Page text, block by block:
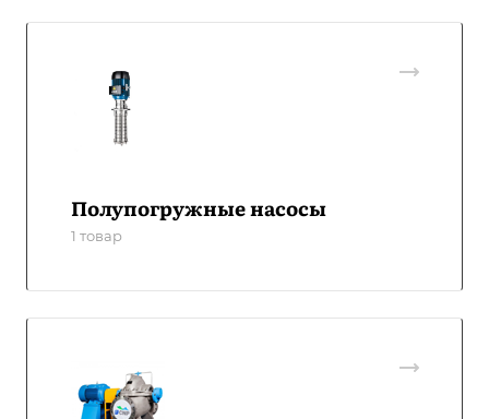
Полупогружные насосы
1 товар